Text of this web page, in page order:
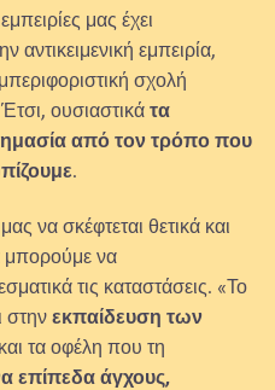
μας έχει
εμπειρία,
σχολή
ουσιαστικάτα
από τον τρόπο που
.
να σκέφτεται θετικά και
μπορούμε να
τις καταστάσεις. «Το
στηνεκπαίδευση των
και τα οφέλη που τη
επίπεδα άγχους,